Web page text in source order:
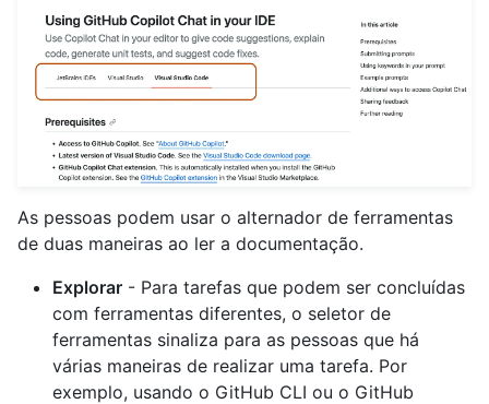
As pessoas podem usar o alternador de ferramentas
de duas maneiras ao ler a documentação.
Explorar - Para tarefas que podem ser concluídas
com ferramentas diferentes, o seletor de
ferramentas sinaliza para as pessoas que há
várias maneiras de realizar uma tarefa. Por
exemplo, usando o GitHub CLI ou o GitHub